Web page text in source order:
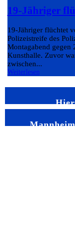
19-Jähriger
19-Jähriger flüchtet
Polizeistreife des
Montagabend gegen
Kunsthalle. Zuvor
zwischen...
Weiterlesen